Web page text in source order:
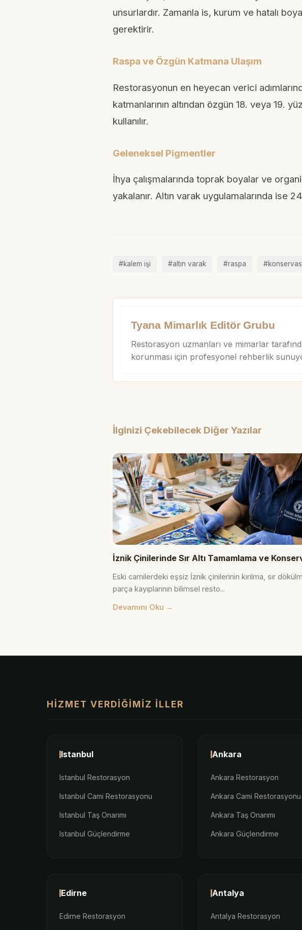
unsurlardır. Zamanla is, kurum ve hatalı
gerektirir.
Raspa ve Özgün Katmana Ulaşım
Restorasyonun en heyecan verici
katmanlarının altından özgün 18. veya 19.
kullanılır.
Geleneksel Pigmentler
İhya çalışmalarında toprak boyalar ve
yakalanır. Altın varak uygulamalarında ise
#kalem işi #altın varak #raspa
Tyana Mimarlık Editör Grubu
Restorasyon uzmanları ve mimarlar
korunması için profesyonel rehberlik
İlginizi Çekebilecek Diğer Yazılar
İznik Çinilerinde Sır Altı Tamamlama ve
Eski camilerdeki eşsiz İznik çinilerinin kırılma, sır
parça kayıplarının bilimsel resto...
Devamını Oku →
HIZMET VERDIĞIMIZ İLLER
Istanbul
Istanbul Restorasyon
Istanbul Cami Restorasyonu
Istanbul Taş Onarımı
Istanbul Güçlendirme
Ankara
Ankara Restorasyon
Ankara Cami Restorasyonu
Ankara Taş Onarımı
Ankara Güçlendirme
Edirne
Edirne Restorasyon
Antalya
Antalya Restorasyon